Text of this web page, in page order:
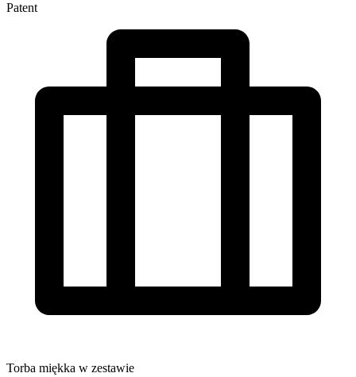
Patent
Torba miękka w zestawie